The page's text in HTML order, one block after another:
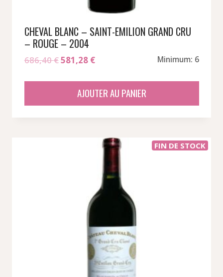
CHEVAL BLANC – SAINT-EMILION GRAND CRU
– ROUGE – 2004
686,40€Le
était :
581,28 €Le
est :
Minimum: 6
AJOUTER AU PANIER
FIN DE STOCK